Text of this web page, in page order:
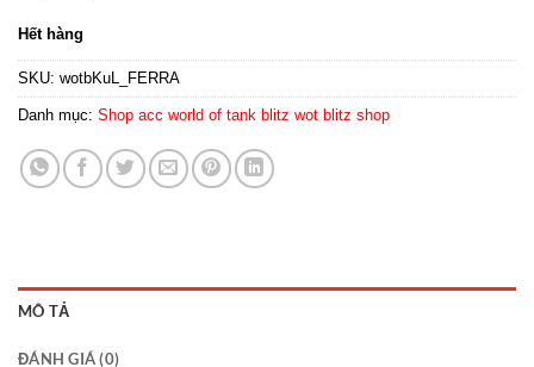
Hết hàng
SKU: wotbKuL_FERRA
Danh mục: Shop acc world of tank blitz wot blitz shop
MÔ TẢ
ĐÁNH GIÁ (0)